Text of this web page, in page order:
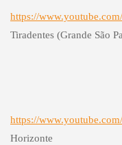
https://
Tiradentes (Grande São
https://
Horizonte